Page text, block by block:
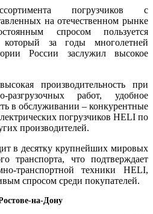
погрузчиков с
на отечественном рынке
спросом пользуется
который за годы многолетней
России заслужил высокое
производительность при
разгрузочных работ, удобное
в обслуживании – конкурентные
погрузчиков HELI по
производителей.
в десятку крупнейших мировых
транспорта, что подтверждает
транспортной техники HELI,
спросом среди покупателей.
на-Дону